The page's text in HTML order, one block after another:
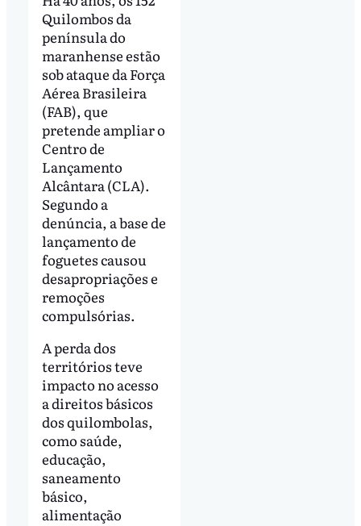
Quilombos da
península do
maranhense estão
sob ataque da Força
Aérea Brasileira
(FAB), que
pretende ampliar o
Centro de
Lançamento
Alcântara (CLA).
Segundo a
denúncia, a base de
lançamento de
foguetes causou
desapropriações e
remoções
compulsórias.
A perda dos
territórios teve
impacto no acesso
a direitos básicos
dos quilombolas,
como saúde,
educação,
saneamento
básico,
alimentação